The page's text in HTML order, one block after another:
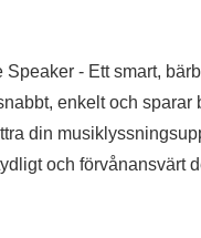
- Ett smart,
enkelt och sparar
din
och förvånansvärt